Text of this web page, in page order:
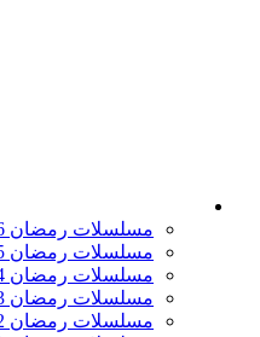
مسلسلات رمضان 2026
مسلسلات رمضان 2025
مسلسلات رمضان 2024
مسلسلات رمضان 2023
مسلسلات رمضان 2022